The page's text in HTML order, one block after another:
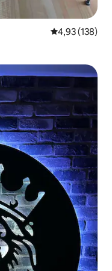
Prosječna
4,93 (138)